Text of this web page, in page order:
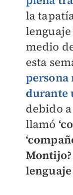
la
medio
esta
durante
debido
llamó